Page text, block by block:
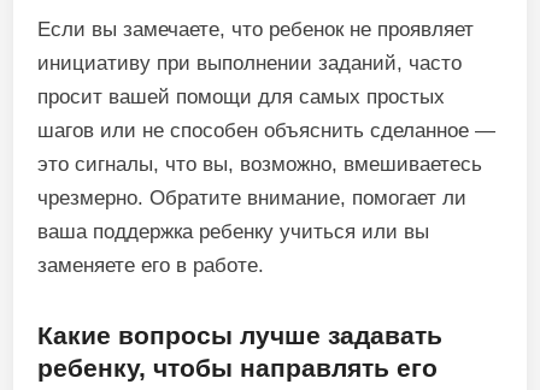
Если вы замечаете, что ребенок не проявляет
инициативу при выполнении заданий, часто
просит вашей помощи для самых простых
шагов или не способен объяснить сделанное —
это сигналы, что вы, возможно, вмешиваетесь
чрезмерно. Обратите внимание, помогает ли
ваша поддержка ребенку учиться или вы
заменяете его в работе.
Какие вопросы лучше задавать
ребенку, чтобы направлять его